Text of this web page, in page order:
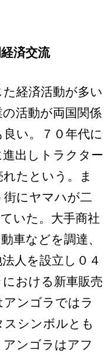
済交流
経済活動が多い
活動が両国関係
い。７０年代に
出しトラクター
たという。ま
にヤマハが二
いた。大手商社
車などを調達、
人を設立し０４
おける新車販売
ンゴラではラ
シンボルとも
ンゴラはアフ